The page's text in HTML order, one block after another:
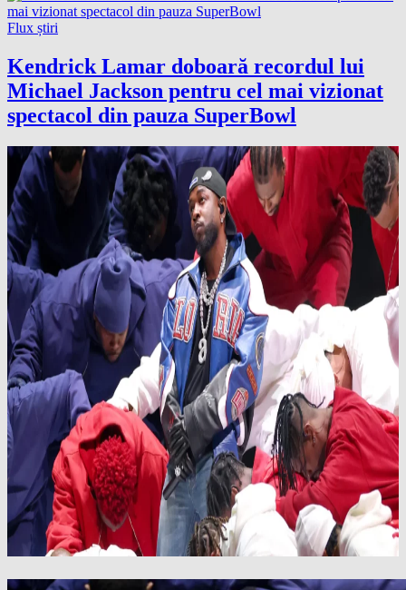
Flux știri
Kendrick Lamar doboară recordul lui
Michael Jackson pentru cel mai vizionat
spectacol din pauza SuperBowl